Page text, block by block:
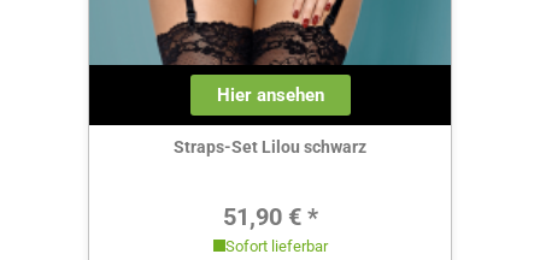
Hier ansehen
Straps-Set Lilou schwarz
Regulärer Preis:
51,90 € *
Sofort lieferbar